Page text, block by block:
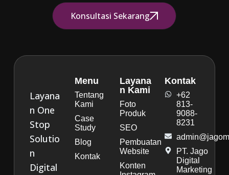
Konsultasi Sekarang
Layana
n One
Stop
Solutio
n
Digital
Menu
Tentang
Kami
Case
Study
Blog
Kontak
Layana
n Kami
Foto
Produk
SEO
Pembuatan
Website
Konten
Kontak
+62
813-
9088-
8231
PT. Jago
Digital
Marketing